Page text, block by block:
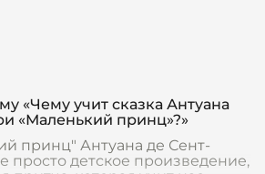
«Чему учит сказка Антуана
«Маленький принц»?»
принц" Антуана де Сент-
просто детское произведение,